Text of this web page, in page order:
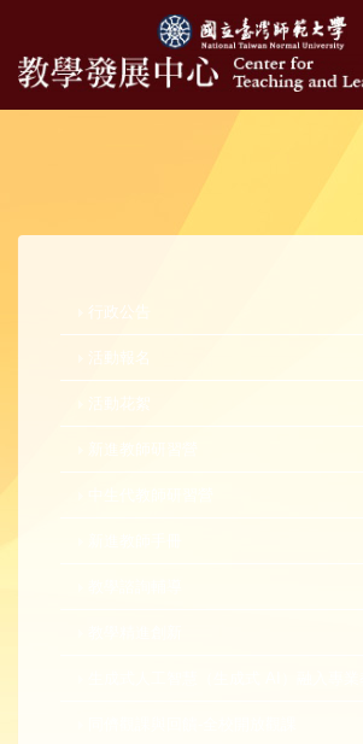
行政公告
活動報名
活動花絮
新進教師研習營